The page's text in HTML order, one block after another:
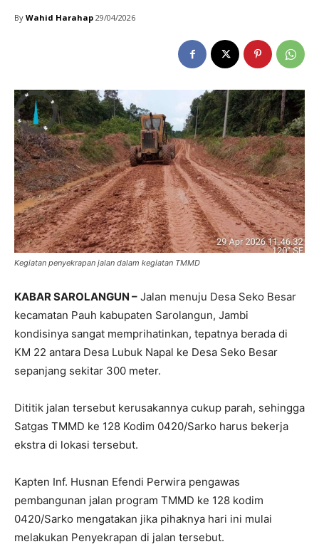
By Wahid Harahap 29/04/2026
Kegiatan penyekrapan jalan dalam kegiatan TMMD
KABAR SAROLANGUN – Jalan menuju Desa Seko Besar
kecamatan Pauh kabupaten Sarolangun, Jambi
kondisinya sangat memprihatinkan, tepatnya berada di
KM 22 antara Desa Lubuk Napal ke Desa Seko Besar
sepanjang sekitar 300 meter.
Dititik jalan tersebut kerusakannya cukup parah, sehingga
Satgas TMMD ke 128 Kodim 0420/Sarko harus bekerja
ekstra di lokasi tersebut.
Kapten Inf. Husnan Efendi Perwira pengawas
pembangunan jalan program TMMD ke 128 kodim
0420/Sarko mengatakan jika pihaknya hari ini mulai
melakukan Penyekrapan di jalan tersebut.